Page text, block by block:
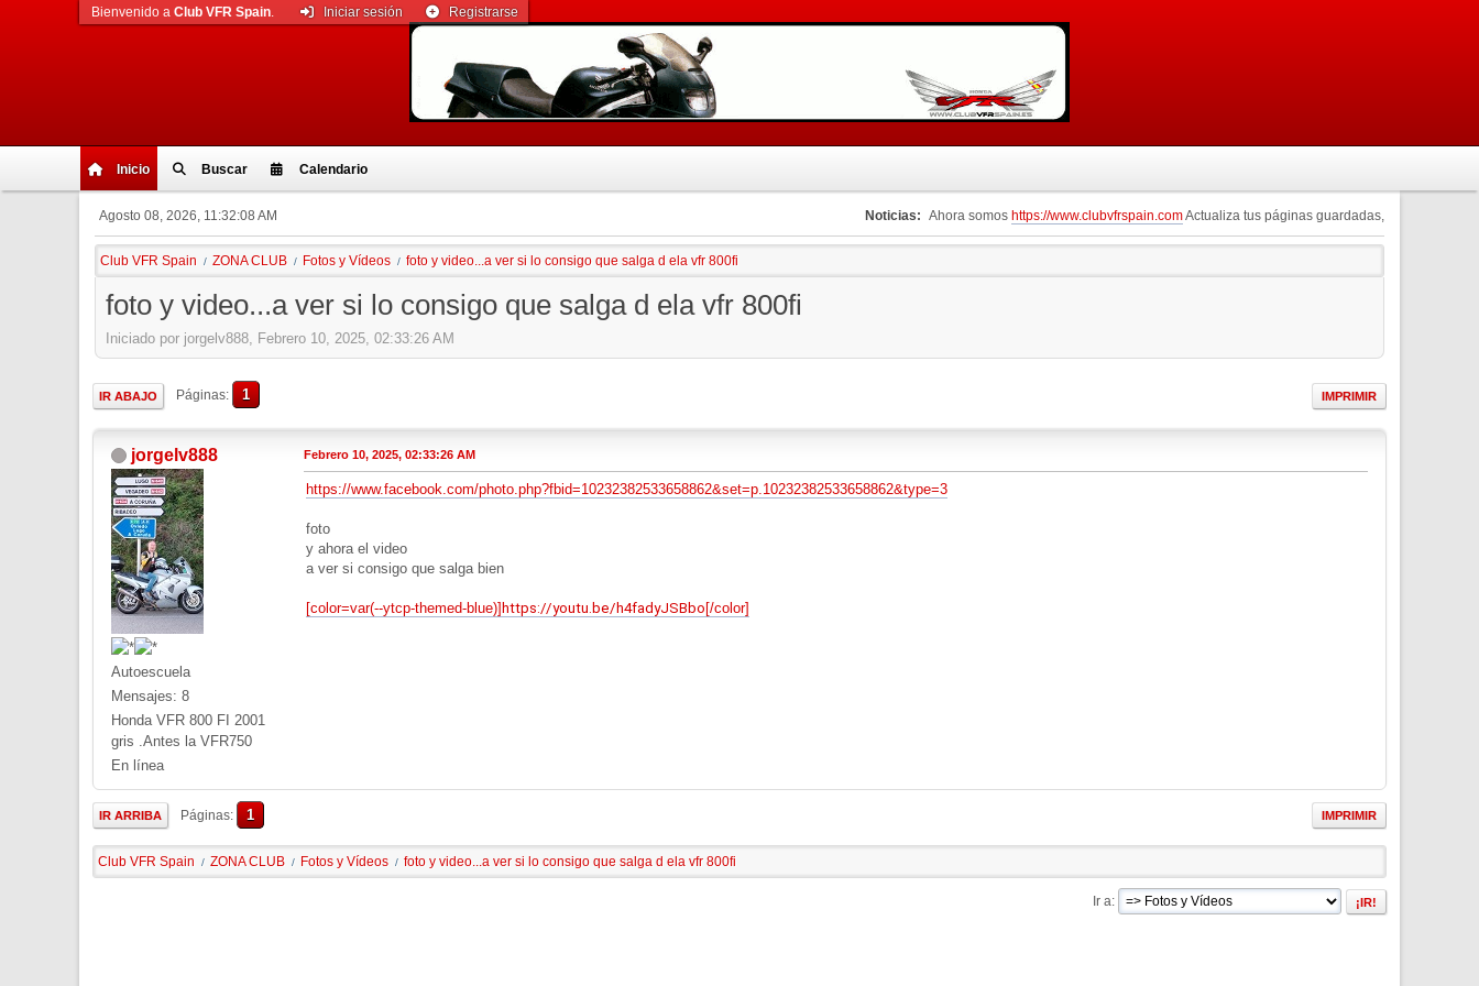
Inicio Buscar Calendario
Bienvenido a Club VFR Spain. Iniciar sesión Registrarse
Agosto 08, 2026, 11:32:08 AM Noticias: Ahora somos https://www.clubvfrspain.comActualiza tus páginas guardadas,
Club VFR Spain / ZONA CLUB / Fotos y Vídeos / foto y video...a ver si lo consigo que salga d ela vfr 800fi
foto y video...a ver si lo consigo que salga d ela vfr 800fi
Iniciado por jorgelv888, Febrero 10, 2025, 02:33:26 AM
IMPRIMIR
IR ABAJO Páginas 1
jorgelv888
Autoescuela
Mensajes: 8
Honda VFR 800 FI 2001
gris .Antes la VFR750
En línea
Febrero 10, 2025, 02:33:26 AM
https://www.facebook.com/photo.php?fbid=10232382533658862&set=p.10232382533658862&type=3
foto
y ahora el video
a ver si consigo que salga bien
[color=var(--ytcp-themed-blue)]https://youtu.be/h4fadyJSBbo[/color]
IMPRIMIR
IR ARRIBA Páginas 1
Club VFR Spain / ZONA CLUB / Fotos y Vídeos / foto y video...a ver si lo consigo que salga d ela vfr 800fi
Ir a